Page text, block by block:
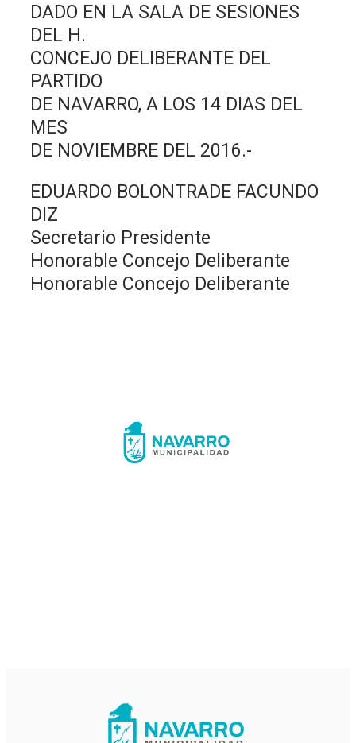
DADO EN LA SALA DE SESIONES
DEL H.
CONCEJO DELIBERANTE DEL
PARTIDO
DE NAVARRO, A LOS 14 DIAS DEL
MES
DE NOVIEMBRE DEL 2016.-
EDUARDO BOLONTRADE FACUNDO
DIZ
Secretario Presidente
Honorable Concejo Deliberante
Honorable Concejo Deliberante